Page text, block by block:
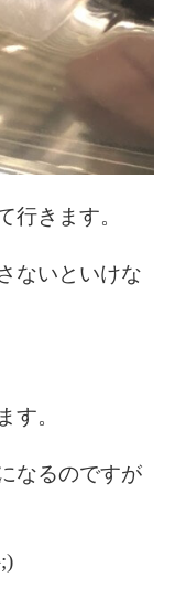
行きます。
ないといけな
す。
なるのですが